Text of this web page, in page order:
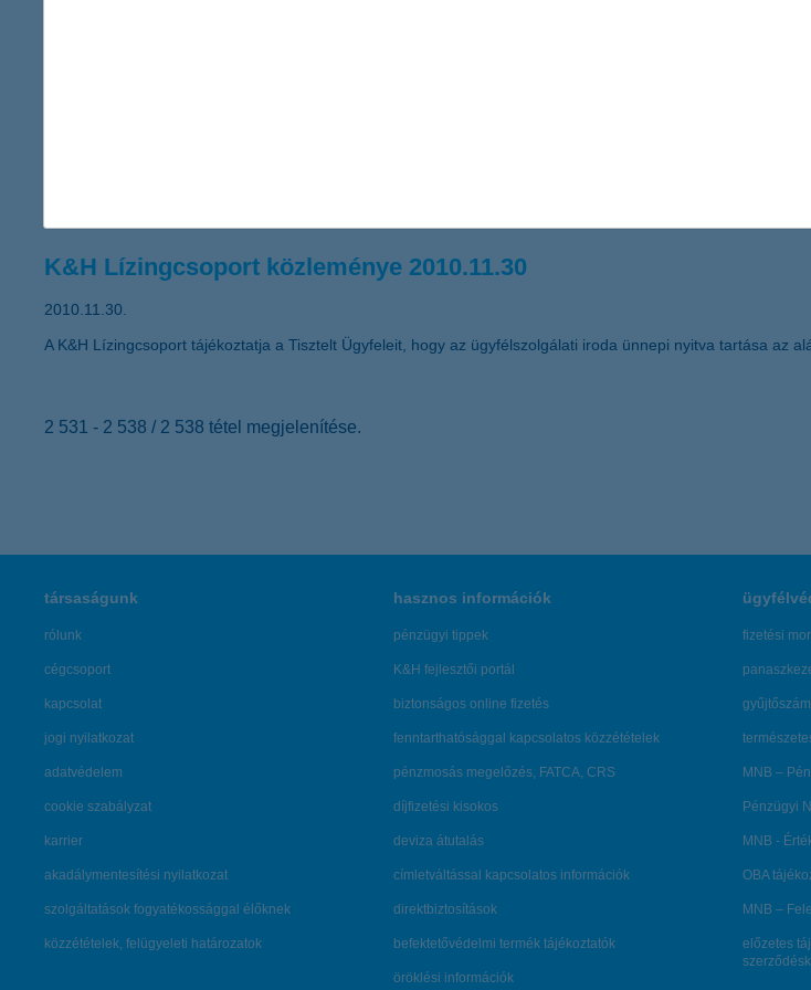
A K&H Pannonlízing Pénzügyi Szolgáltató Holding Zártkörűen Működő Részvénytársaság (székhelye: 1068
alábbiakban teszi közzé a Társaság alaptőke emeléséről, valamint a nyomdai úton előállított részvények
K&H Lízingcsoport közleménye 2010.11.30
2010.11.30.
A K&H Lízingcsoport tájékoztatja a Tisztelt Ügyfeleit, hogy az ügyfélszolgálati iroda ünnepi nyitva tartása az
2 531 - 2 538 / 2 538 tétel megjelenítése.
társaságunk
rólunk
cégcsoport
kapcsolat
jogi nyilatkozat
adatvédelem
cookie szabályzat
karrier
akadálymentesítési nyilatkozat
szolgáltatások fogyatékossággal élőknek
közzétételek, felügyeleti határozatok
hasznos információk
pénzügyi tippek
K&H fejlesztői portál
biztonságos online fizetés
fenntarthatósággal kapcsolatos közzétételek
pénzmosás megelőzés, FATCA, CRS
díjfizetési kisokos
deviza átutalás
címletváltással kapcsolatos információk
direktbiztosítások
befektetővédelmi termék tájékoztatók
öröklési információk
fizetési
MNB –
Pénzügyi
MNB -
OBA
MNB –
előzetes